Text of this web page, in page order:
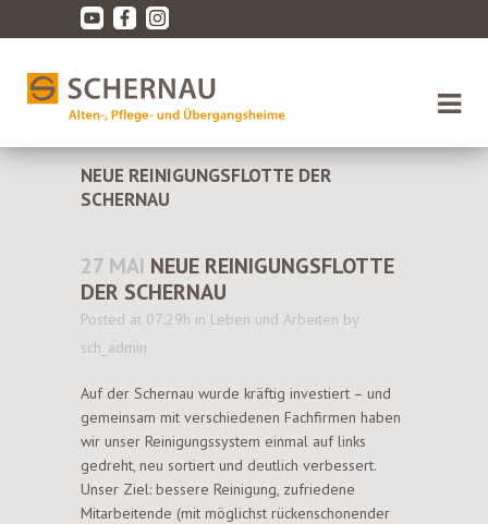
NEUE REINIGUNGSFLOTTE DER
SCHERNAU
27 MAI NEUE REINIGUNGSFLOTTE
DER SCHERNAU
Posted at 07:29h in Leben und Arbeiten by
sch_admin
Auf der Schernau wurde kräftig investiert – und
gemeinsam mit verschiedenen Fachfirmen haben
wir unser Reinigungssystem einmal auf links
gedreht, neu sortiert und deutlich verbessert.
Unser Ziel: bessere Reinigung, zufriedene
Mitarbeitende (mit möglichst rückenschonender